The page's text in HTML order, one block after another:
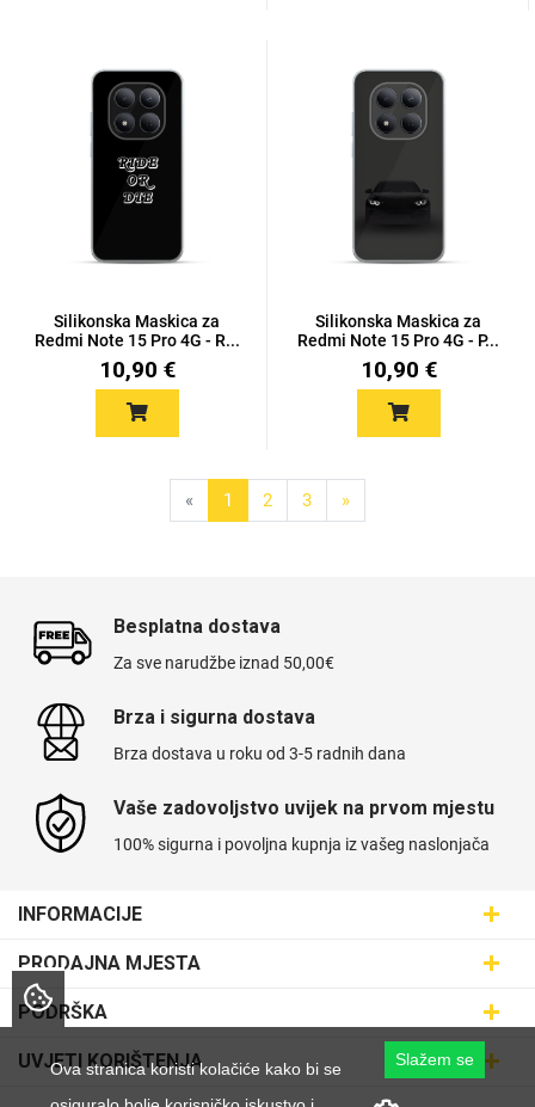
Silikonska Maskica za
Redmi Note 15 Pro 4G - R...
10,90 €
Silikonska Maskica za
Redmi Note 15 Pro 4G - P...
10,90 €
« 1 2 3 »
Besplatna dostava
Za sve narudžbe iznad 50,00€
Brza i sigurna dostava
Brza dostava u roku od 3-5 radnih dana
Vaše zadovoljstvo uvijek na prvom mjestu
100% sigurna i povoljna kupnja iz vašeg naslonjača
INFORMACIJE
SVIJET MASKICA d.o.o.
Aleja javora 13, 10000 Zagreb
prodaja@maskice.hr
PRODAJNA MJESTA
Poslovnica Trešnjevka
Poslovnica Kvatrić
PODRŠKA
Dostava
UVJETI KORIŠTENJA
Klub vjernosti
Ova stranica koristi kolačiće kako bi se
Slažem se